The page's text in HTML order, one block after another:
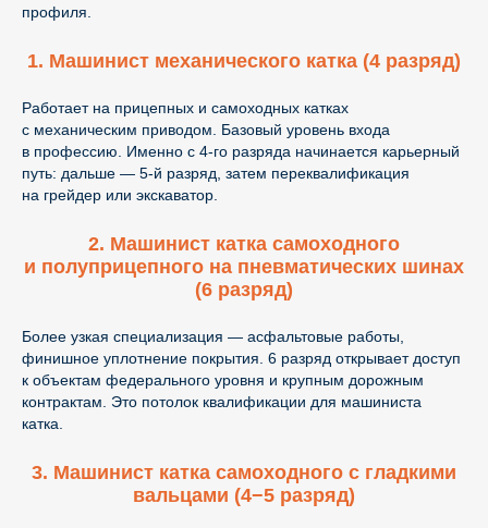
профиля.
1. Машинист механического катка (4 разряд)
Работает на прицепных и самоходных катках
с механическим приводом. Базовый уровень входа
в профессию. Именно с 4-го разряда начинается карьерный
путь: дальше — 5-й разряд, затем переквалификация
на грейдер или экскаватор.
2. Машинист катка самоходного
и полуприцепного на пневматических шинах
(6 разряд)
Более узкая специализация — асфальтовые работы,
финишное уплотнение покрытия. 6 разряд открывает доступ
к объектам федерального уровня и крупным дорожным
контрактам. Это потолок квалификации для машиниста
катка.
3. Машинист катка самоходного с гладкими
вальцами (4−5 разряд)